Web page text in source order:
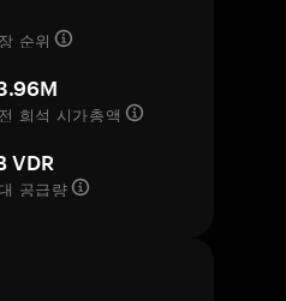
순위
희석 시가총액
VDR
공급량